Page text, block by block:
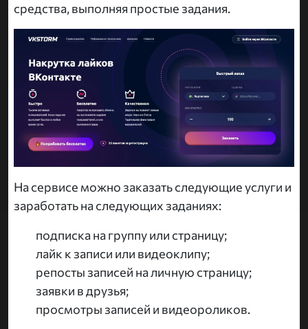
средства, выполняя простые задания.
На сервисе можно заказать следующие услуги и
заработать на следующих заданиях:
подписка на группу или страницу;
лайк к записи или видеоклипу;
репосты записей на личную страницу;
заявки в друзья;
просмотры записей и видеороликов.